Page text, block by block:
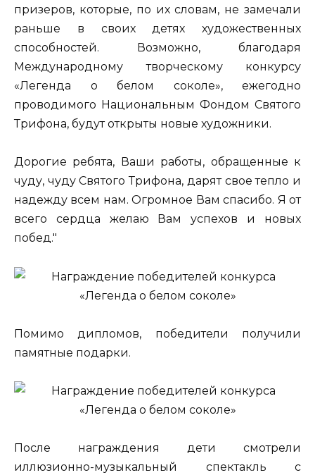
призеров, которые, по их словам, не замечали
раньше в своих детях художественных
способностей. Возможно, благодаря
Международному творческому конкурсу
«Легенда о белом соколе», ежегодно
проводимого Национальным Фондом Святого
Трифона, будут открыты новые художники.
Дорогие ребята, Ваши работы, обращенные к
чуду, чуду Святого Трифона, дарят свое тепло и
надежду всем нам. Огромное Вам спасибо. Я от
всего сердца желаю Вам успехов и новых
побед."
Помимо дипломов, победители получили
памятные подарки.
После награждения дети смотрели
иллюзионно-музыкальный спектакль с